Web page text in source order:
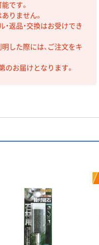
です。
りません。
返品・交換はお受けでき
した際には、ご注文をキ
のお届けとなります。